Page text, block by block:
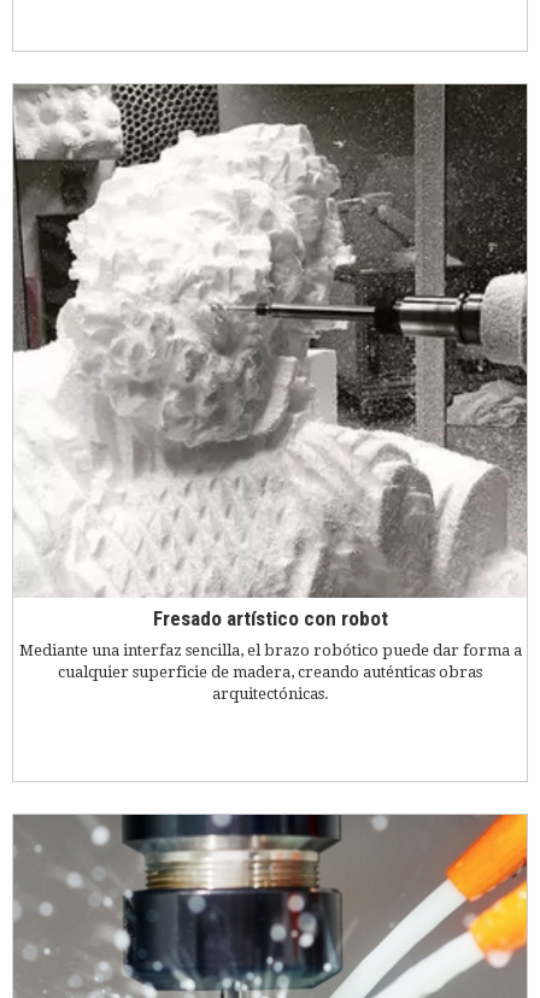
Fresado artístico con robot
Mediante una interfaz sencilla, el brazo robótico puede dar forma a
cualquier superficie de madera, creando auténticas obras
arquitectónicas.